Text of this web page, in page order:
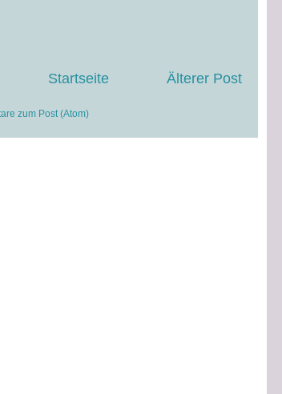
Älterer Post
Startseite
zum Post (Atom)